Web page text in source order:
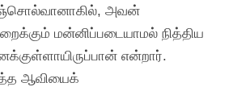
அவன்
மன்னிப்படையாமல் நித்திய
என்றார்.
ஆவியைக்